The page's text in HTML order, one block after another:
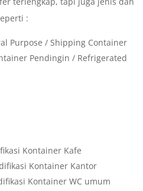
:
Purpose / Shipping Container
Pendingin / Refrigerated
Kontainer Kafe
Kontainer Kantor
Kontainer WC umum